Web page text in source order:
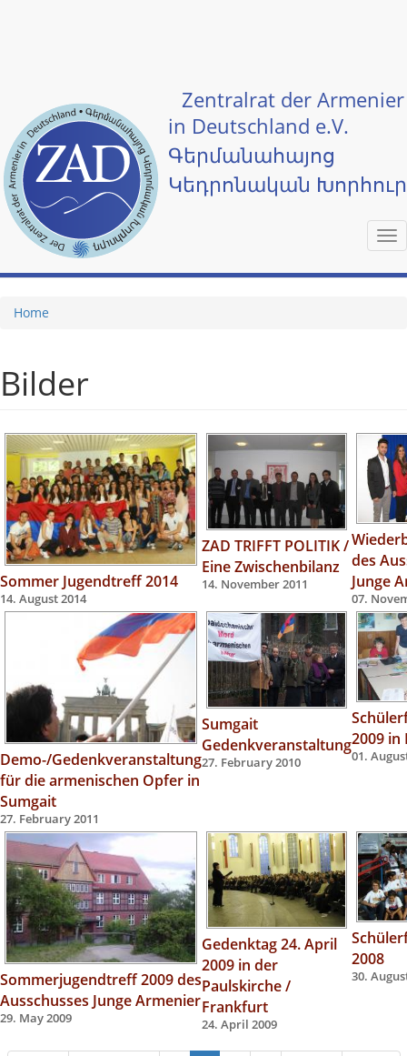
Zentralrat der Armenier
in Deutschland e.V.
Գերմանահայոց
Կեդրոնական
Home
Bilder
Sommer Jugendtreff 2014
14. August 2014
ZAD TRIFFT POLITIK /
Eine Zwischenbilanz
14. November 2011
des
Junge
07.
Demo-/Gedenkveranstaltung
für die armenischen Opfer in
Sumgait
27. February 2011
Sumgait
Gedenkveranstaltung
27. February 2010
2009 in
01.
Sommerjugendtreff 2009 des
Ausschusses Junge Armenier
29. May 2009
Gedenktag 24. April
2009 in der
Paulskirche /
Frankfurt
24. April 2009
2008
30.